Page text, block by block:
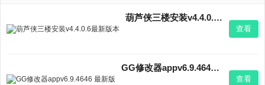
葫芦侠三楼安装v4.4.0.6最新版本
查看
GG修改器appv6.9.4646 最新版
查看